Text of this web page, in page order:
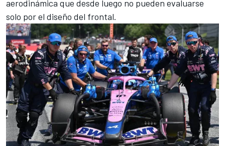
aerodinámica que desde luego no pueden evaluarse
solo por el diseño del frontal.